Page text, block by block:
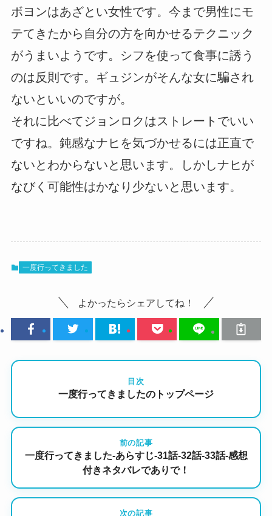
ボヨンはあざとい女性です。今まで男性にモ
テてきたから自分の方を向かせるテクニック
がうまいようです。シフを使って食事に誘う
のは反則です。ギュジンがそんな女に騙され
ないといいのですが。
それに比べてジョンロクはストレートでいい
ですね。鈍感なナヒを気づかせるには正直で
ないとわからないと思います。しかしナヒが
なびく可能性はかなり少ないと思います。
一度行ってきました
よかったらシェアしてね！
目次
一度行ってきましたのトップページ
前の記事
一度行ってきました-あらすじ-31話-32話-33話-感想
付きネタバレでありで！
次の記事